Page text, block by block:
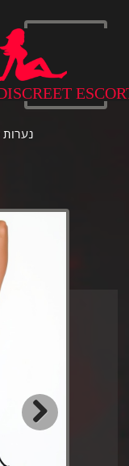
נערות